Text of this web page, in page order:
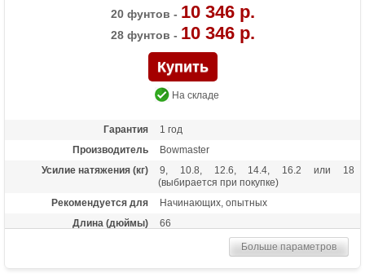
20 фунтов - 10 346 р.
28 фунтов - 10 346 р.
На складе
Гарантия
1 год
Производитель
Bowmaster
Усилие натяжения (кг)
9, 10.8, 12.6, 14.4, 16.2 или 18
(выбирается при покупке)
Рекомендуется для
Начинающих, опытных
Длина (дюймы)
66
Лук, пластиковая полочка, тетива В50,
Больше параметров